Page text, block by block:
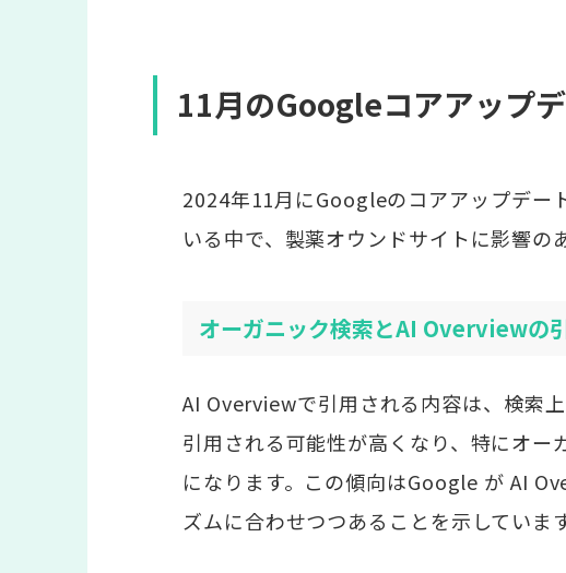
11月のGoogleコアアップ
2024年11月にGoogleのコアアップデー
いる中で、製薬オウンドサイトに影響の
オーガニック検索とAI Overviewの
AI Overviewで引用される内容は、検索
引用される可能性が高くなり、特にオ
になります。この傾向はGoogle が AI
ズムに合わせつつあることを示しています